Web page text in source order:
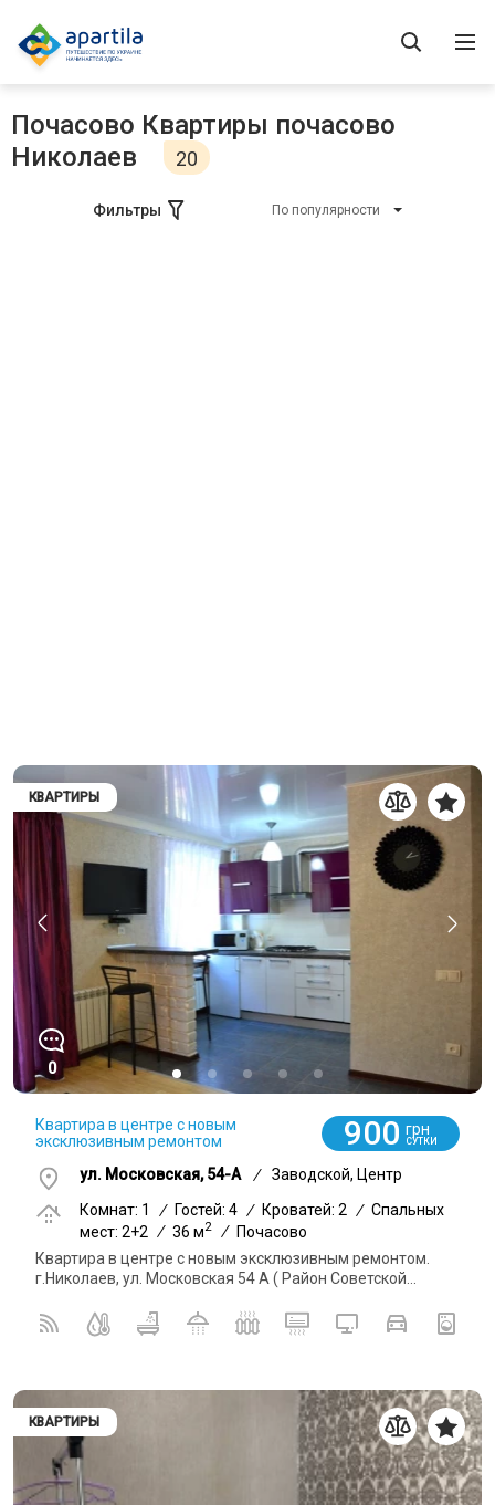
Почасово Квартиры почасово
Николаев
20
Фильтры По популярности
КВАРТИРЫ
0
Квартира в центре с новым
эксклюзивным ремонтом
900 грн
СУТКИ
ул. Московская, 54-А /
Заводской, Центр
Комнат: 1
/ Гостей: 4 / Кроватей: 2 / Спальных
мест: 2+2 / 36 м2 / Почасово
Квартира в центре с новым эксклюзивным ремонтом.
г.Николаев, ул. Московская 54 А ( Район Советской...
КВАРТИРЫ